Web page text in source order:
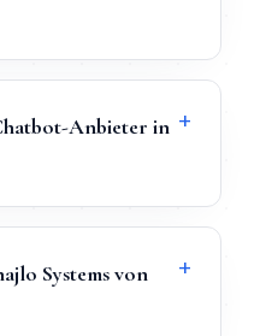
Anbieter in +
Systems von
+